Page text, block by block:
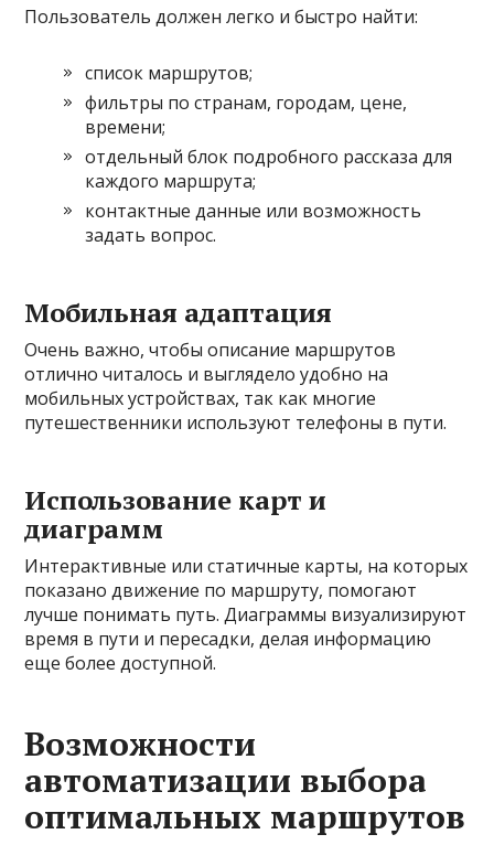
Пользователь должен легко и быстро найти:
список маршрутов;
фильтры по странам, городам, цене,
времени;
отдельный блок подробного рассказа для
каждого маршрута;
контактные данные или возможность
задать вопрос.
Мобильная адаптация
Очень важно, чтобы описание маршрутов
отлично читалось и выглядело удобно на
мобильных устройствах, так как многие
путешественники используют телефоны в пути.
Использование карт и
диаграмм
Интерактивные или статичные карты, на которых
показано движение по маршруту, помогают
лучше понимать путь. Диаграммы визуализируют
время в пути и пересадки, делая информацию
еще более доступной.
Возможности
автоматизации выбора
оптимальных маршрутов